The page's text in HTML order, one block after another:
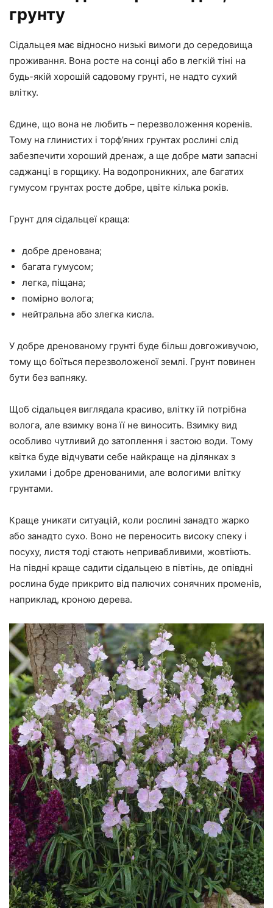
грунту
Сідальцея має відносно низькі вимоги до середовища
проживання. Вона росте на сонці або в легкій тіні на
будь-якій хорошій садовому грунті, не надто сухий
влітку.
Єдине, що вона не любить – перезволоження коренів.
Тому на глинистих і торф’яних грунтах рослині слід
забезпечити хороший дренаж, а ще добре мати запасні
саджанці в горщику. На водопроникних, але багатих
гумусом грунтах росте добре, цвіте кілька років.
Грунт для сідальцеї краща:
добре дренована;
багата гумусом;
легка, піщана;
помірно волога;
нейтральна або злегка кисла.
У добре дренованому грунті буде більш довгоживучою,
тому що боїться перезволоженої землі. Грунт повинен
бути без вапняку.
Щоб сідальцея виглядала красиво, влітку їй потрібна
волога, але взимку вона її не виносить. Взимку вид
особливо чутливий до затоплення і застою води. Тому
квітка буде відчувати себе найкраще на ділянках з
ухилами і добре дренованими, але вологими влітку
грунтами.
Краще уникати ситуацій, коли рослині занадто жарко
або занадто сухо. Воно не переносить високу спеку і
посуху, листя тоді стають непривабливими, жовтіють.
На півдні краще садити сідальцею в півтінь, де опівдні
рослина буде прикрито від палючих сонячних променів,
наприклад, кроною дерева.